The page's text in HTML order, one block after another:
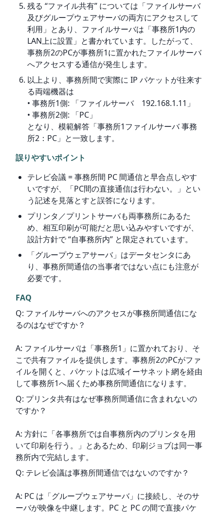
残る “ファイル共有” については「ファイルサーバ
及びグループウェアサーバの両方にアクセスして
利用」とあり、ファイルサーバは「事務所1内の
LAN上に設置」と書かれています。したがって、
事務所2のPCが事務所1に置かれたファイルサーバ
へアクセスする通信が発生します。
以上より、事務所間で実際に IP パケットが往来す
る両端機器は
• 事務所1側: 「ファイルサーバ 192.168.1.11」
• 事務所2側: 「PC」
となり、模範解答「事務所1ファイルサーバ 事務
所2：PC」と一致します。
誤りやすいポイント
テレビ会議 = 事務所間 PC 間通信と早合点しやす
いですが、「PC間の直接通信は行わない。」とい
う記述を見落とすと誤答になります。
プリンタ／プリントサーバも両事務所にあるた
め、相互印刷が可能だと思い込みやすいですが、
設計方針で “自事務所内” と限定されています。
「グループウェアサーバ」はデータセンタにあ
り、事務所間通信の当事者ではない点にも注意が
必要です。
FAQ
Q: ファイルサーバへのアクセスが事務所間通信にな
るのはなぜですか？
A: ファイルサーバは「事務所1」に置かれており、そ
こで共有ファイルを提供します。事務所2のPCがファ
イルを開くと、パケットは広域イーサネット網を経由
して事務所1へ届くため事務所間通信になります。
Q: プリンタ共有はなぜ事務所間通信に含まれないの
ですか？
A: 方針に「各事務所では自事務所内のプリンタを用
いて印刷を行う。」とあるため、印刷ジョブは同一事
務所内で完結します。
Q: テレビ会議は事務所間通信ではないのですか？
A: PC は「グループウェアサーバ」に接続し、そのサ
ーバが映像を中継します。PC と PC の間で直接パケ